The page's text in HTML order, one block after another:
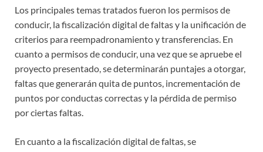
Los principales temas tratados fueron los permisos de
conducir, la fiscalización digital de faltas y la unificación de
criterios para reempadronamiento y transferencias. En
cuanto a permisos de conducir, una vez que se apruebe el
proyecto presentado, se determinarán puntajes a otorgar,
faltas que generarán quita de puntos, incrementación de
puntos por conductas correctas y la pérdida de permiso
por ciertas faltas.
En cuanto a la fiscalización digital de faltas, se